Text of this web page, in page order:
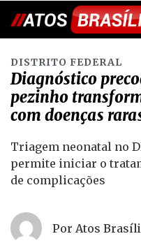
DISTRITO FEDERAL
Diagnóstico
pezinho
com doenças
Triagem neonatal no
permite iniciar o
de complicações
Por Atos